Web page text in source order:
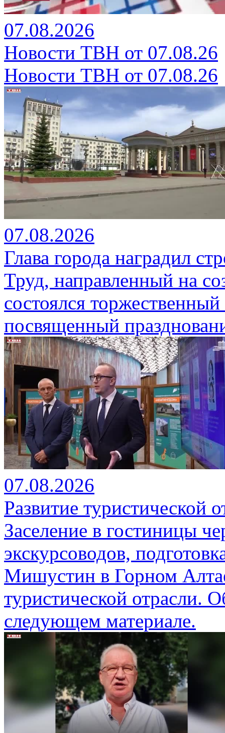
07.08.2026
Новости ТВН от 07.08.26
Новости ТВН от 07.08.26
07.08.2026
Глава города наградил
Труд, направленный на
состоялся
посвященный
07.08.2026
Развитие туристической
Заселение в гостиницы
экскурсоводов,
Мишустин в Горном
туристической отрасли.
следующем материале.